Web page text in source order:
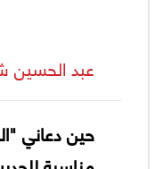
عبد الحسين
حين دعاني